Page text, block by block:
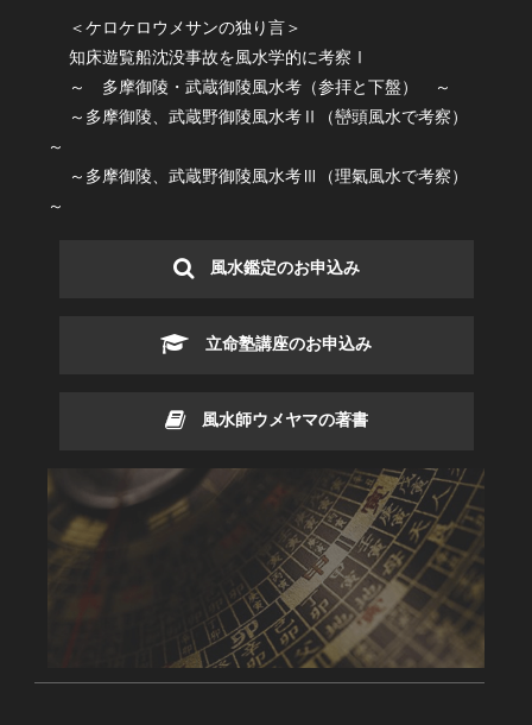
＜ケロケロウメサンの独り言＞
知床遊覧船沈没事故を風水学的に考察Ⅰ
～ 多摩御陵・武蔵御陵風水考（参拝と下盤） ～
～多摩御陵、武蔵野御陵風水考Ⅱ（巒頭風水で考察）
～
～多摩御陵、武蔵野御陵風水考Ⅲ（理氣風水で考察）
～
風水鑑定のお申込み
立命塾講座のお申込み
風水師ウメヤマの著書